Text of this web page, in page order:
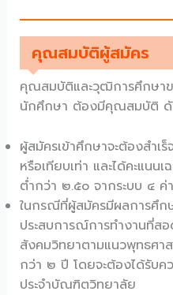
คุณสมบัติผู้สมัคร
คุณสมบัติและวุฒิการศึกษาข
นักศึกษา ต้องมีคุณสมบัติ ดั
ผู้สมัครเข้าศึกษาจะต้องสำ
หรือเทียบเท่า และได้คะแนน
ต่ำกว่า ๒.๕๐ จากระบบ ๔ ค่
ในกรณีที่ผู้สมัครมีผลการศึ
ประสบการณ์การทำงานที่ส
สังคมวิทยาตามแนวพุทธศา
กว่า ๒ ปี โดยจะต้องได้รับค
ประจำบัณฑิตวิทยาลัย